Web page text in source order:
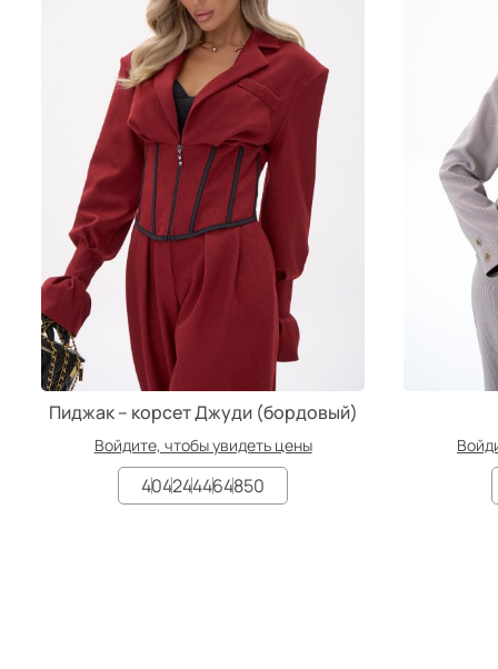
Пиджак – корсет Джуди (бордовый)
Войдите, чтобы увидеть цены
404244464850